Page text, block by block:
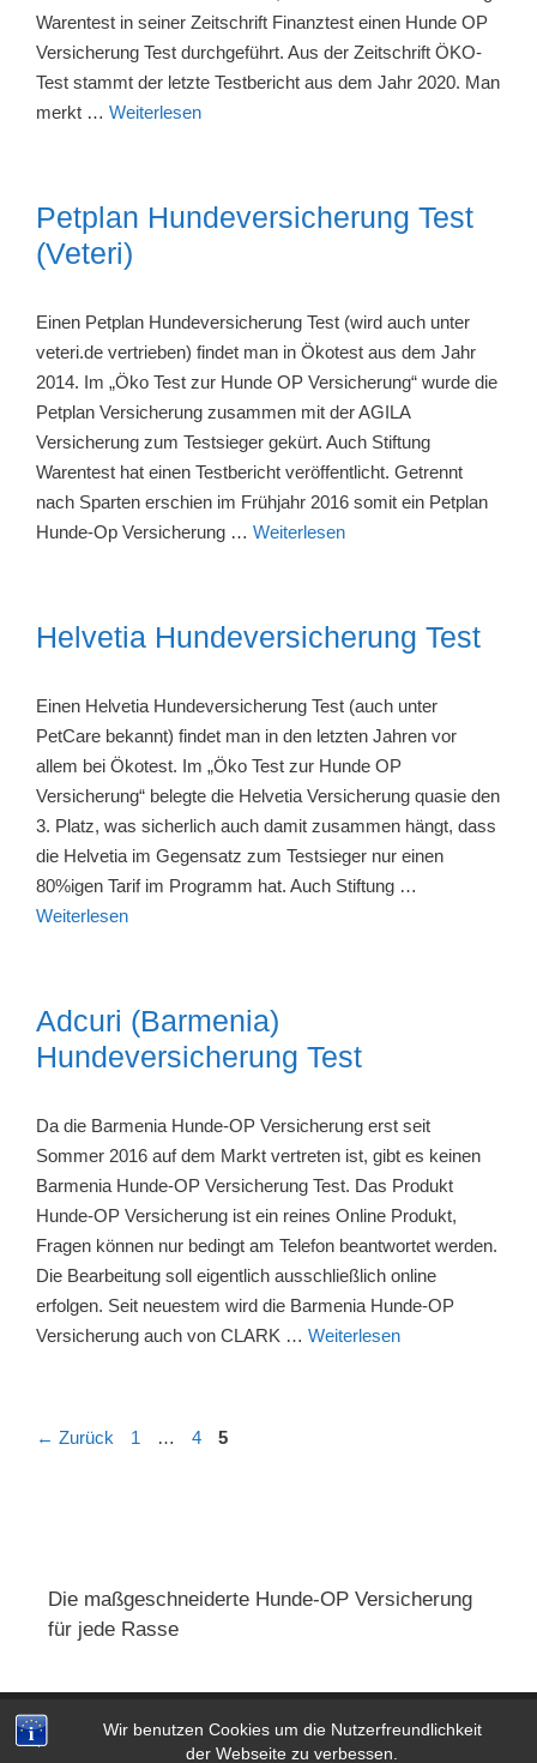
Wir benutzen Cookies um die Nutzerfreundlichkeit
der Webseite zu verbessen.
Warentest in seiner Zeitschrift Finanztest einen Hunde OP
Versicherung Test durchgeführt. Aus der Zeitschrift ÖKO-
Test stammt der letzte Testbericht aus dem Jahr 2020. Man
merkt … Weiterlesen
Petplan Hundeversicherung Test
(Veteri)
Einen Petplan Hundeversicherung Test (wird auch unter
veteri.de vertrieben) findet man in Ökotest aus dem Jahr
2014. Im „Öko Test zur Hunde OP Versicherung“ wurde die
Petplan Versicherung zusammen mit der AGILA
Versicherung zum Testsieger gekürt. Auch Stiftung
Warentest hat einen Testbericht veröffentlicht. Getrennt
nach Sparten erschien im Frühjahr 2016 somit ein Petplan
Hunde-Op Versicherung … Weiterlesen
Helvetia Hundeversicherung Test
Einen Helvetia Hundeversicherung Test (auch unter
PetCare bekannt) findet man in den letzten Jahren vor
allem bei Ökotest. Im „Öko Test zur Hunde OP
Versicherung“ belegte die Helvetia Versicherung quasie den
3. Platz, was sicherlich auch damit zusammen hängt, dass
die Helvetia im Gegensatz zum Testsieger nur einen
80%igen Tarif im Programm hat. Auch Stiftung …
Weiterlesen
Adcuri (Barmenia)
Hundeversicherung Test
Da die Barmenia Hunde-OP Versicherung erst seit
Sommer 2016 auf dem Markt vertreten ist, gibt es keinen
Barmenia Hunde-OP Versicherung Test. Das Produkt
Hunde-OP Versicherung ist ein reines Online Produkt,
Fragen können nur bedingt am Telefon beantwortet werden.
Die Bearbeitung soll eigentlich ausschließlich online
erfolgen. Seit neuestem wird die Barmenia Hunde-OP
Versicherung auch von CLARK … Weiterlesen
Beitrags-
← Zurück Seite
1 … Seite
4 Seite
5
Die maßgeschneiderte Hunde-OP Versicherung
für jede Rasse
Impressum|AGB|Datenschutz